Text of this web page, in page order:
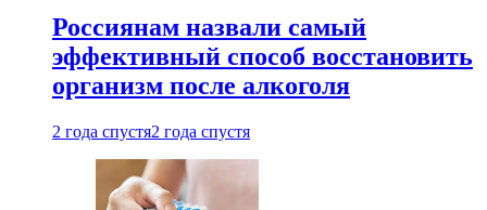
Россиянам назвали самый
эффективный способ восстановить
организм после алкоголя
2 года спустя2 года спустя